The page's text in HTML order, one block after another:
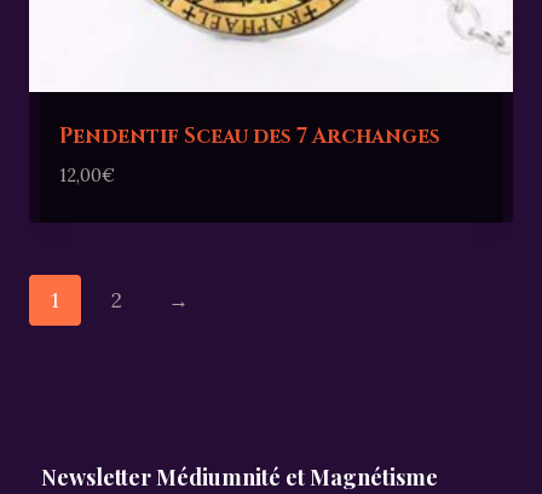
Pendentif Sceau des 7 Archanges
12,00€
1 2 →
Newsletter Médiumnité et Magnétisme